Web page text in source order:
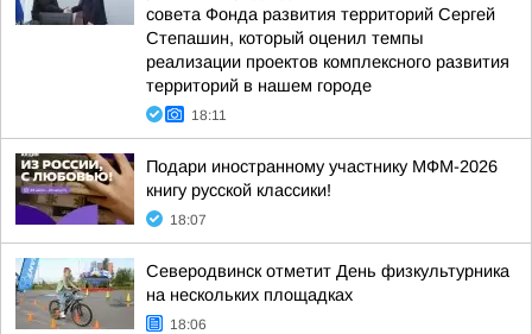
совета Фонда развития территорий Сергей
Степашин, который оценил темпы
реализации проектов комплексного развития
территорий в нашем городе
18:11
Подари иностранному участнику МФМ-2026
книгу русской классики!
18:07
Северодвинск отметит День физкультурника
на нескольких площадках
18:06